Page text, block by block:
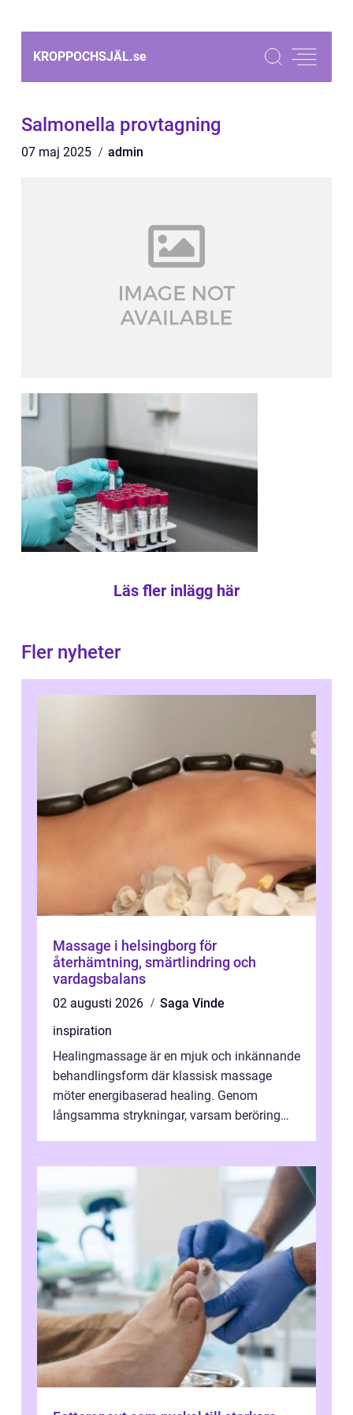
KROPPOCHSJÄL.se
Salmonella provtagning
07 maj 2025 admin
Läs fler inlägg här
Fler nyheter
Massage i helsingborg för
återhämtning, smärtlindring och
vardagsbalans
02 augusti 2026
Saga Vinde
inspiration
Healingmassage är en mjuk och inkännande
behandlingsform där klassisk massage
möter energibaserad healing. Genom
långsamma strykningar, varsam beröring